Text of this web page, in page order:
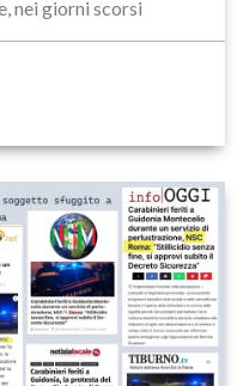
nei giorni scorsi